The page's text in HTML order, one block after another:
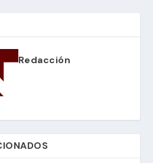
Redacción